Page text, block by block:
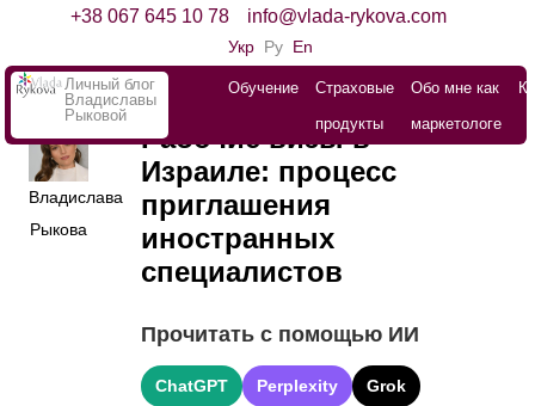
+38 067 645 10 78 info@vlada-rykova.com
Укр Ру En
Личный блог
Владиславы
Рыковой
Обучение
Страховые
продукты
Обо мне как
маркетологе
Владислава
Рыкова
Рабочие визы в
Израиле: процесс
приглашения
иностранных
специалистов
Прочитать с помощью ИИ
ChatGPT Perplexity Grok